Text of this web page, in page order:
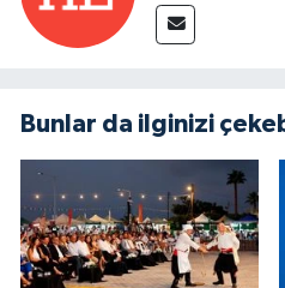
Bunlar da ilginizi